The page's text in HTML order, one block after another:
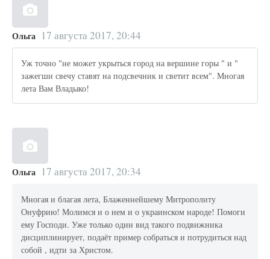
Ольга 17 августа 2017, 20:44
Уж точно "не может укрыться город на вершине горы " и "
зажегши свечу ставят на подсвечник и светит всем". Многая
лета Вам Владыко!
Ольга 17 августа 2017, 20:34
Многая и благая лета, Блаженнейшему Митрополиту
Онуфрию! Молимся и о нем и о украинском народе! Помоги
ему Господи. Уже только один вид такого подвижника
дисциплинирует, подаёт пример собраться и потрудиться над
собой , идти за Христом.